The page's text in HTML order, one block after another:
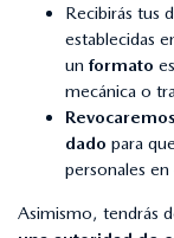
Recibirás tus
establecidas
un formato
mecánica o
dado para
personales
Asimismo, tendrás